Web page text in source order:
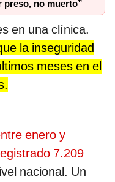
preso, no muerto”
en una clínica.
la inseguridad
meses en el
enero y
7.209
nacional. Un